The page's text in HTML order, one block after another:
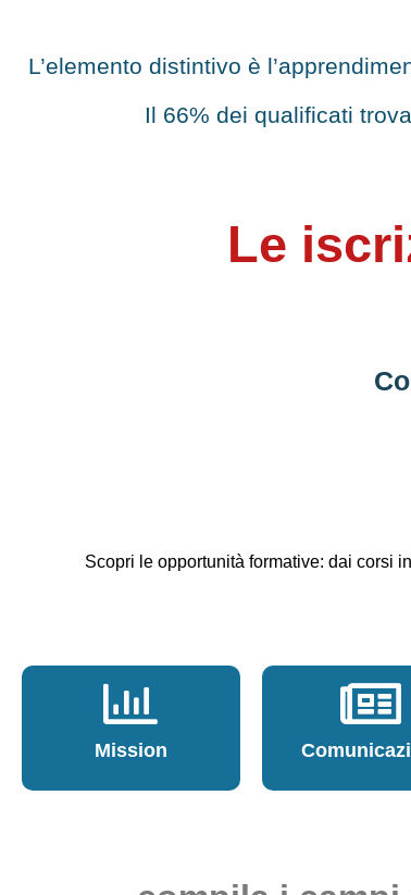
L’elemento distintivo è
Il 66% dei qualificati
Le
Scopri le opportunità formative: dai corsi
Mission